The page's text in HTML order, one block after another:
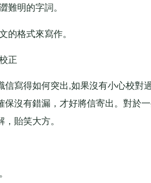
明的字詞。
格式來寫作。
正
得如何突出,如果沒有小心校對
保沒有錯漏，才好將信寄出。對於
貽笑大方。